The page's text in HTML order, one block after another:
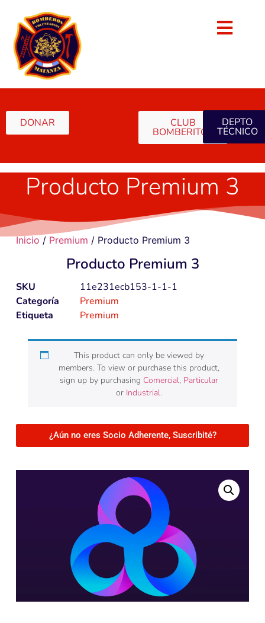
DONAR CLUB
BOMBERITOS
DEPTO
TÉCNICO
Producto Premium 3
Inicio / Premium / Producto Premium 3
Producto Premium 3
SKU
11e231ecb153-1-1-1
Categoría
Premium
Etiqueta
Premium
This product can only be viewed by
members. To view or purchase this product,
sign up by purchasing Comercial, Particular
or Industrial.
¿Aún no eres Socio Adherente, Suscribité?